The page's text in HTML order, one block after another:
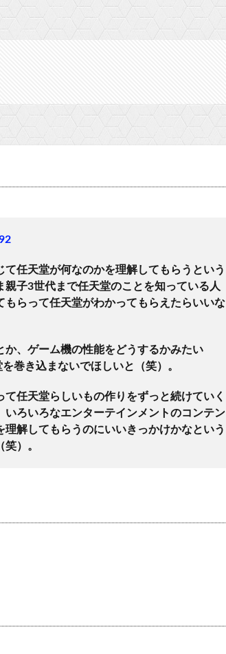
任天堂が何なのかを理解してもらうという
子3世代まで任天堂のことを知っている人
らって任天堂がわかってもらえたらいいな
、ゲーム機の性能をどうするかみたい
巻き込まないでほしいと（笑）。
任天堂らしいもの作りをずっと続けていく
ろいろなエンターテインメントのコンテン
解してもらうのにいいきっかけかなという
）。